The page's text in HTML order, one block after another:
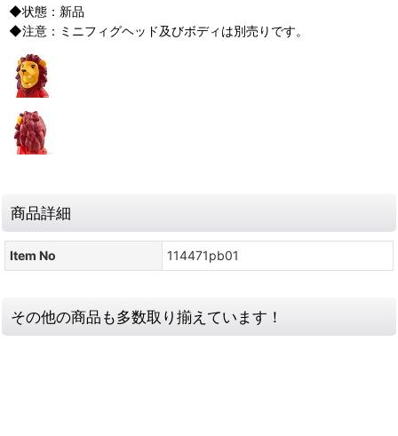
◆状態：新品
◆注意：ミニフィグヘッド及びボディは別売りです。
商品詳細
Item No 114471pb01
その他の商品も多数取り揃えています！